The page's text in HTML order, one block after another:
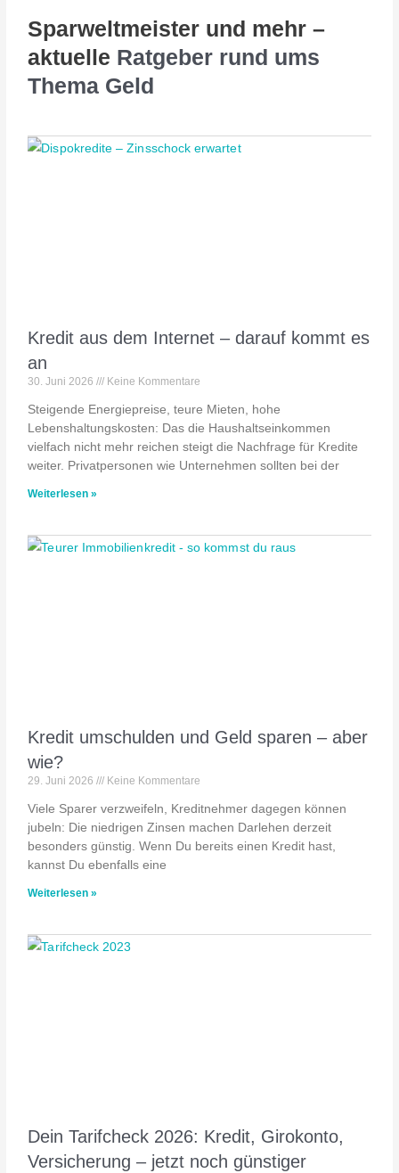
Sparweltmeister und mehr –
aktuelle Ratgeber rund ums
Thema Geld
Kredit aus dem Internet – darauf kommt es
an
30. Juni 2026 Keine Kommentare
Steigende Energiepreise, teure Mieten, hohe
Lebenshaltungskosten: Das die Haushaltseinkommen
vielfach nicht mehr reichen steigt die Nachfrage für Kredite
weiter. Privatpersonen wie Unternehmen sollten bei der
Weiterlesen »
Kredit umschulden und Geld sparen – aber
wie?
29. Juni 2026 Keine Kommentare
Viele Sparer verzweifeln, Kreditnehmer dagegen können
jubeln: Die niedrigen Zinsen machen Darlehen derzeit
besonders günstig. Wenn Du bereits einen Kredit hast,
kannst Du ebenfalls eine
Weiterlesen »
Dein Tarifcheck 2026: Kredit, Girokonto,
Versicherung – jetzt noch günstiger